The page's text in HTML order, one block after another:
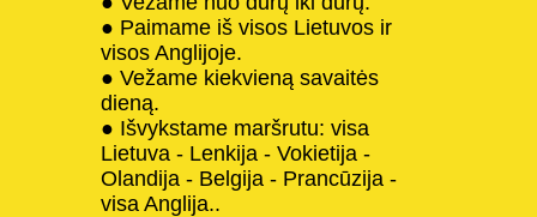
● Paimame iš visos Lietuvos ir
visos Anglijoje.
● Vežame kiekvieną savaitės
dieną.
● Išvykstame maršrutu: visa
Lietuva - Lenkija - Vokietija -
Olandija - Belgija - Prancūzija -
visa Anglija..